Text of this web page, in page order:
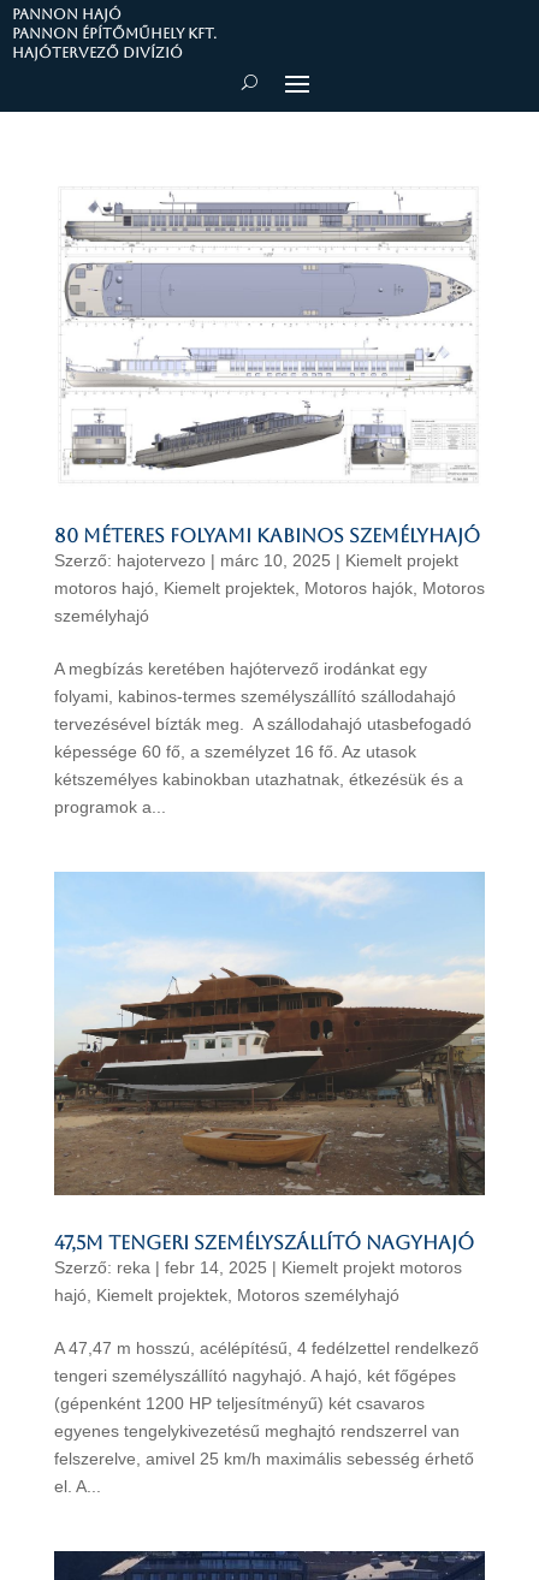
PANNON HAJÓ
Pannon Építőműhely Kft.
Hajótervező divízió
80 méteres folyami kabinos személyhajó
Szerző: hajotervezo| márc 10, 2025 | Kiemelt projekt
motoros hajó, Kiemelt projektek, Motoros hajók, Motoros
személyhajó
A megbízás keretében hajótervező irodánkat egy
folyami, kabinos-termes személyszállító szállodahajó
tervezésével bízták meg. A szállodahajó utasbefogadó
képessége 60 fő, a személyzet 16 fő. Az utasok
kétszemélyes kabinokban utazhatnak, étkezésük és a
programok a...
47,5m tengeri személyszállító nagyhajó
Szerző: reka | febr 14, 2025 | Kiemelt projekt motoros
hajó, Kiemelt projektek, Motoros személyhajó
A 47,47 m hosszú, acélépítésű, 4 fedélzettel rendelkező
tengeri személyszállító nagyhajó. A hajó, két főgépes
(gépenként 1200 HP teljesítményű) két csavaros
egyenes tengelykivezetésű meghajtó rendszerrel van
felszerelve, amivel 25 km/h maximális sebesség érhető
el. A...